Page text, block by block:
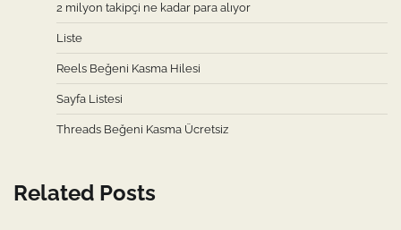
2 milyon takipçi ne kadar para alıyor
Liste
Reels Beğeni Kasma Hilesi
Sayfa Listesi
Threads Beğeni Kasma Ücretsiz
Related Posts